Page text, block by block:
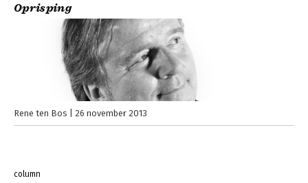
Oprisping
Rene ten Bos 26 november 2013
column